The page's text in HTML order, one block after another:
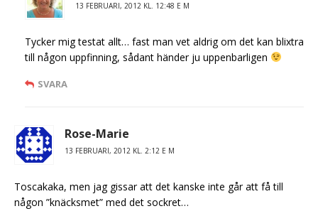
13 FEBRUARI, 2012 KL. 12:48 E M
Tycker mig testat allt… fast man vet aldrig om det kan blixtra
till någon uppfinning, sådant händer ju uppenbarligen
SVARA
Rose-Marie
13 FEBRUARI, 2012 KL. 2:12 E M
Toscakaka, men jag gissar att det kanske inte går att få till
någon ”knäcksmet” med det sockret…